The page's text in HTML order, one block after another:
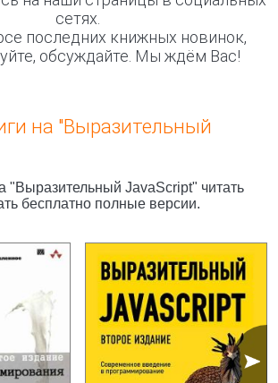
сетях.
последних книжных новинок,
обсуждайте. Мы ждём Вас!
на "Выразительный
"Выразительный JavaScript" читать
бесплатно полные версии.